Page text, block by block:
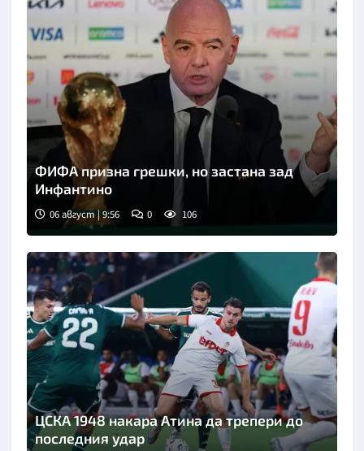
Снимка: Асошиейтед прес
ФИФА призна грешки, но застана зад
Инфантино
06 август | 9:56 0 106
ЦСКА 1948 накара Атина да трепери до
последния удар